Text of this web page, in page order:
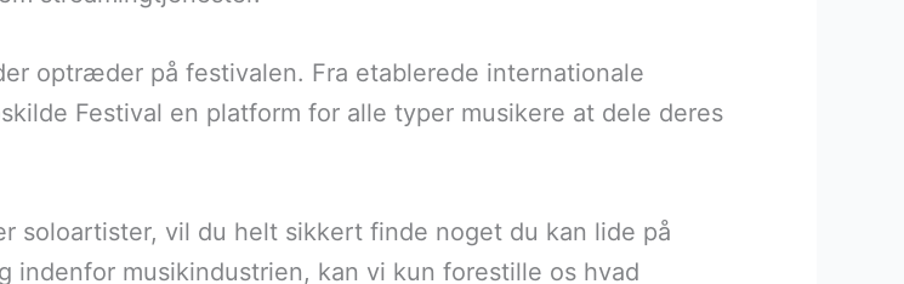
optræder på festivalen. Fra etablerede internationale
Festival en platform for alle typer musikere at dele deres
soloartister, vil du helt sikkert finde noget du kan lide på
indenfor musikindustrien, kan vi kun forestille os hvad